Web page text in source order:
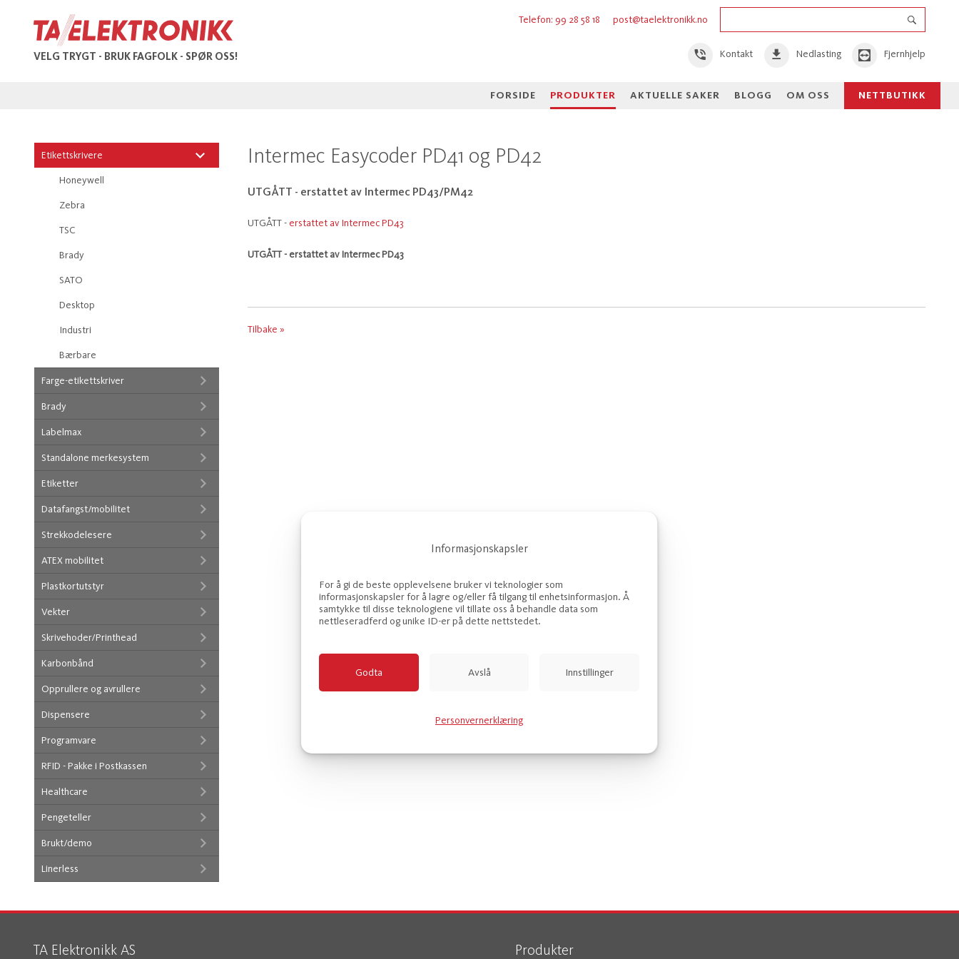
VELG TRYGT - BRUK FAGFOLK - SPØR OSS!
Telefon: 99 28 58 18 post@taelektronikk.no
Kontakt Nedlasting Fjernhjelp
FORSIDE PRODUKTER AKTUELLE SAKER BLOGG OM OSS
Etikettskrivere
Honeywell
Zebra
TSC
Brady
SATO
Desktop
Industri
Bærbare
Farge-etikettskriver
Brady
Labelmax
Standalone merkesystem
Etiketter
Datafangst/mobilitet
Strekkodelesere
ATEX mobilitet
Plastkortutstyr
Vekter
Skrivehoder/Printhead
Karbonbånd
Opprullere og avrullere
Dispensere
Programvare
RFID - Pakke i Postkassen
Healthcare
Pengeteller
Brukt/demo
Linerless
Intermec Easycoder PD41 og PD42
UTGÅTT - erstattet av Intermec PD43/PM42
UTGÅTT - erstattet av Intermec PD43
UTGÅTT - erstattet av Intermec PD43
Tilbake »
TA Elektronikk AS Produkter
Informasjonskapsler
For å gi de beste opplevelsene bruker vi teknologier som
informasjonskapsler for å lagre og/eller få tilgang til enhetsinformasjon. Å
samtykke til disse teknologiene vil tillate oss å behandle data som
nettleseradferd og unike ID-er på dette nettstedet.
Godta Avslå Innstillinger
Personvernerklæring